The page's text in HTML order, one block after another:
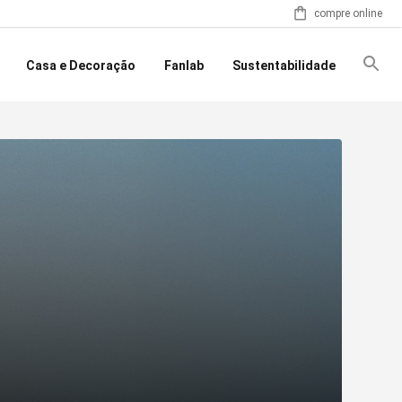
compre online
Casa e Decoração Fanlab Sustentabilidade